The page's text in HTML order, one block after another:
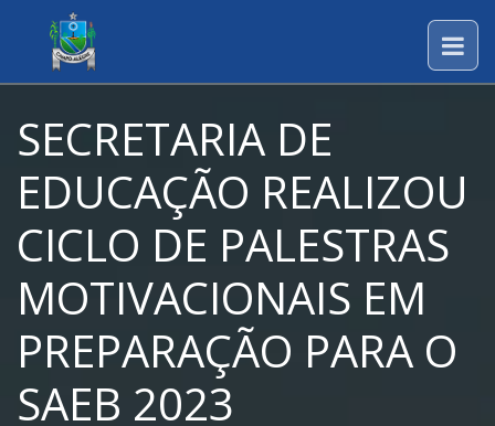
SECRETARIA DE
EDUCAÇÃO REALIZOU
CICLO DE PALESTRAS
MOTIVACIONAIS EM
PREPARAÇÃO PARA O
SAEB 2023